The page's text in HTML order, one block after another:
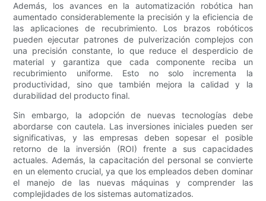
Además, los avances en la automatización robótica han
aumentado considerablemente la precisión y la eficiencia de
las aplicaciones de recubrimiento. Los brazos robóticos
pueden ejecutar patrones de pulverización complejos con
una precisión constante, lo que reduce el desperdicio de
material y garantiza que cada componente reciba un
recubrimiento uniforme. Esto no solo incrementa la
productividad, sino que también mejora la calidad y la
durabilidad del producto final.
Sin embargo, la adopción de nuevas tecnologías debe
abordarse con cautela. Las inversiones iniciales pueden ser
significativas, y las empresas deben sopesar el posible
retorno de la inversión (ROI) frente a sus capacidades
actuales. Además, la capacitación del personal se convierte
en un elemento crucial, ya que los empleados deben dominar
el manejo de las nuevas máquinas y comprender las
complejidades de los sistemas automatizados.